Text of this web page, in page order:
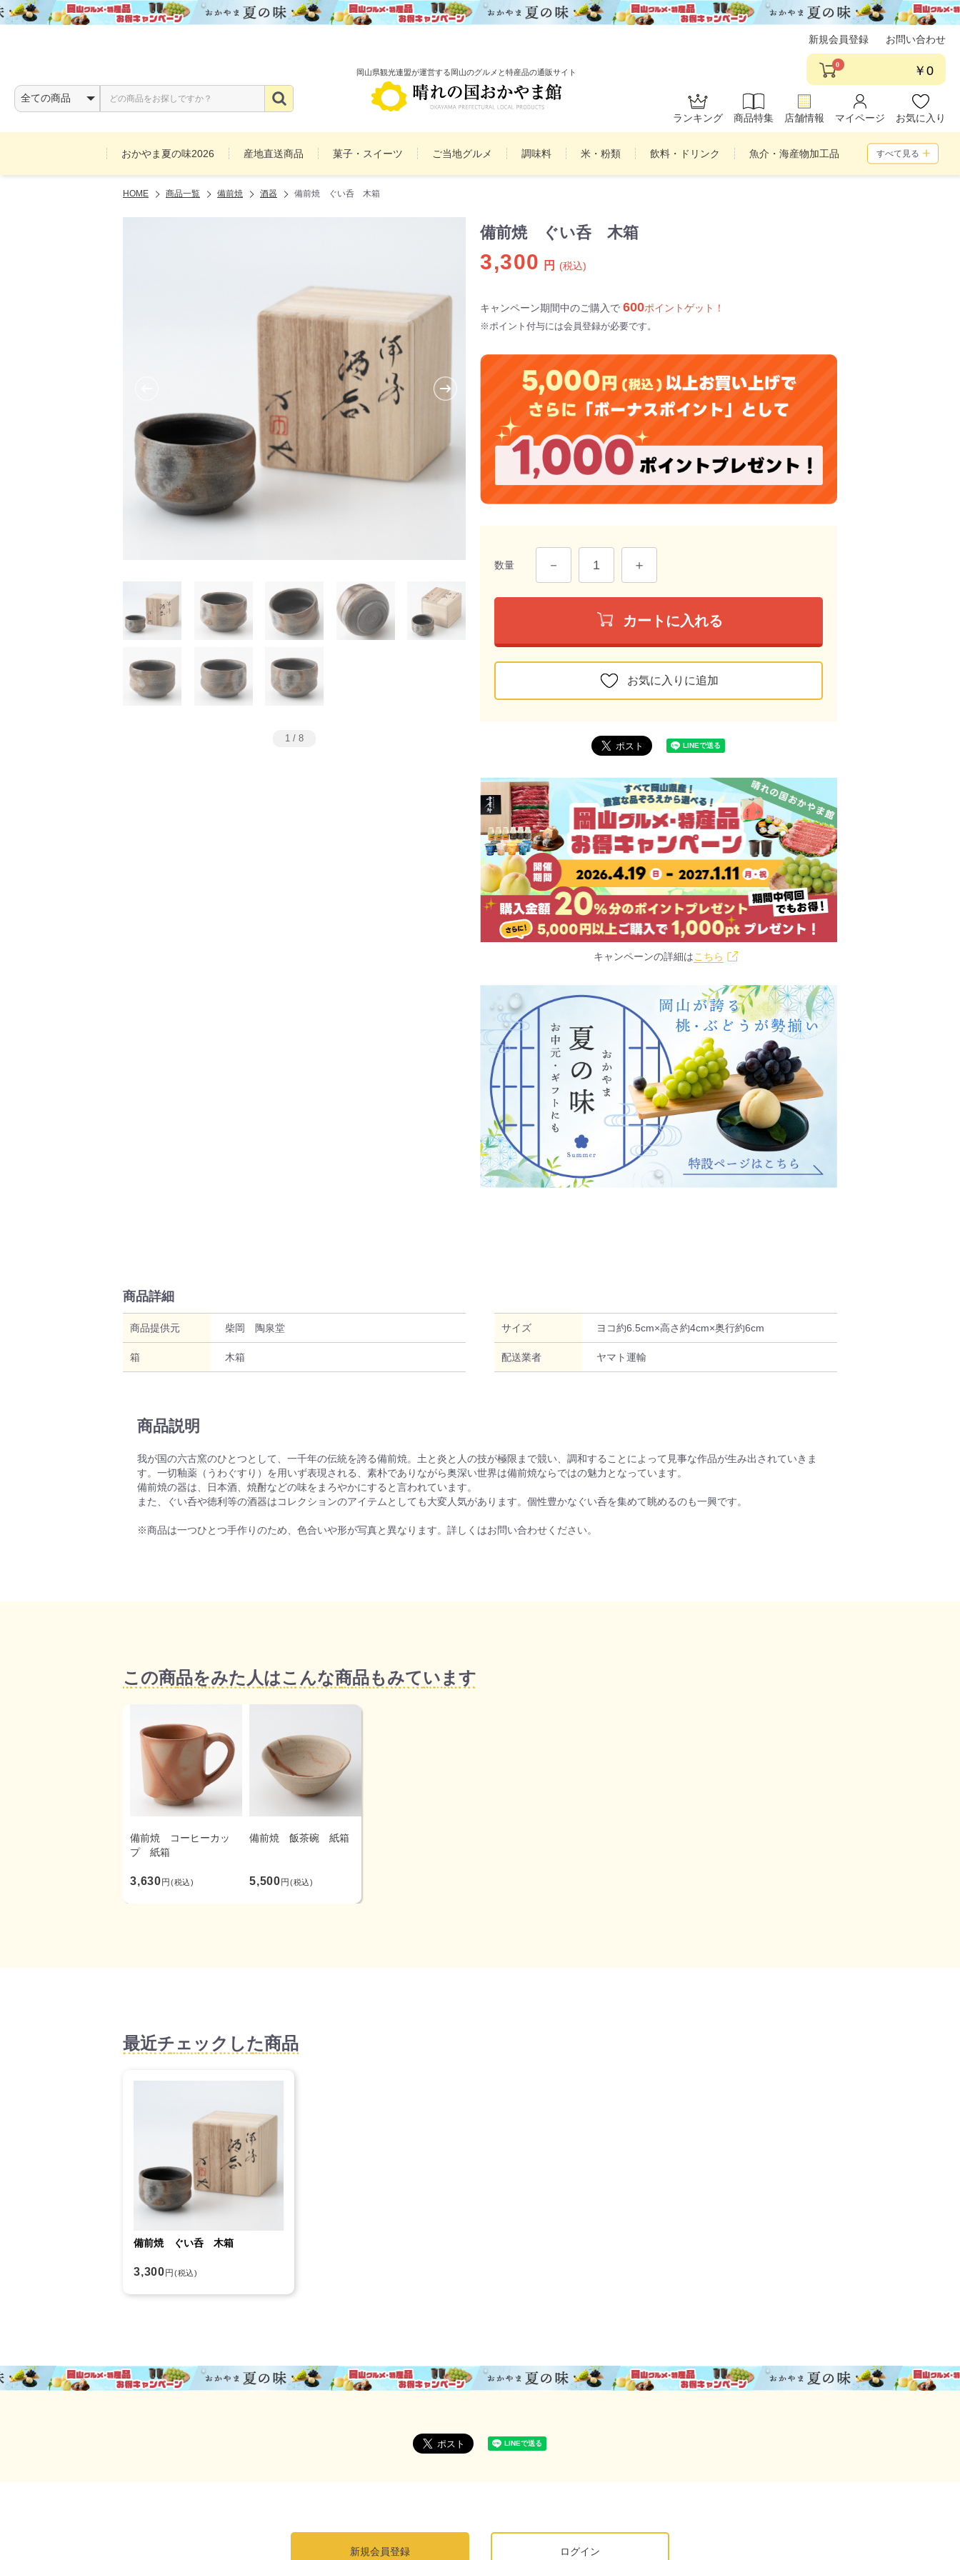
岡山県観光連盟が運営する岡山のグルメと特産品の通販サイト
新規会員登録 お問い合わせ
0 ￥0
ランキング 商品特集 店舗情報 マイページ お気に入り
おかやま夏の味2026 産地直送商品 菓子・スイーツ ご当地グルメ 調味料 米・粉類 飲料・ドリンク 魚介・海産物加工品
お酒 備前焼
すべて見る
HOME 商品一覧 備前焼 酒器 備前焼 ぐい呑 木箱
1 / 8
備前焼 ぐい呑 木箱
3,300 円 (税込)
キャンペーン期間中のご購入で 600ポイントゲット！
※ポイント付与には会員登録が必要です。
数量
カートに入れる
お気に入りに追加
キャンペーンの詳細はこちら
商品詳細
商品提供元 柴岡 陶泉堂 サイズ ヨコ約6.5cm×高さ約4cm×奥行約6cm
箱 木箱 配送業者 ヤマト運輸
商品説明
我が国の六古窯のひとつとして、一千年の伝統を誇る備前焼。土と炎と人の技が極限まで競い、調和することによって見事な作品が生み出されていきま
す。一切釉薬（うわぐすり）を用いず表現される、素朴でありながら奥深い世界は備前焼ならではの魅力となっています。
備前焼の器は、日本酒、焼酎などの味をまろやかにすると言われています。
また、ぐい呑や徳利等の酒器はコレクションのアイテムとしても大変人気があります。個性豊かなぐい呑を集めて眺めるのも一興です。
※商品は一つひとつ手作りのため、色合いや形が写真と異なります。詳しくはお問い合わせください。
この商品をみた人はこんな商品もみています
備前焼 コーヒーカッ
プ 紙箱
3,630円(税込)
備前焼 飯茶碗 紙箱
5,500円(税込)
最近チェックした商品
備前焼 ぐい呑 木箱
3,300円(税込)
新規会員登録 ログイン